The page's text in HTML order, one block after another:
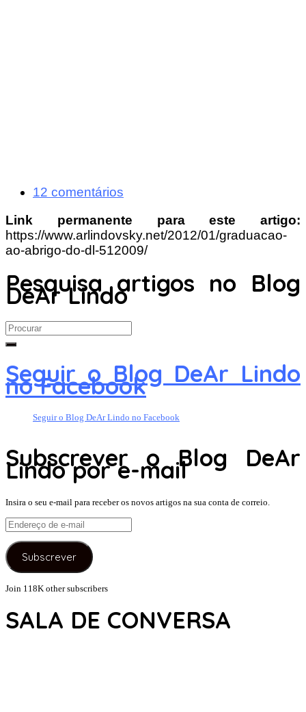
12 comentários
Link permanente para este artigo:
https://www.arlindovsky.net/2012/01/graduacao-
ao-abrigo-do-dl-512009/
Pesquisa artigos no Blog
DeAr Lindo
Search
for:
Seguir o Blog DeAr Lindo
no Facebook
Seguir o Blog DeAr Lindo no Facebook
Subscrever o Blog DeAr
Lindo por e-mail
Insira o seu e-mail para receber os novos artigos na sua conta de correio.
Endereço
de
e-
mail
Subscrever
Join 118K other subscribers
SALA DE CONVERSA